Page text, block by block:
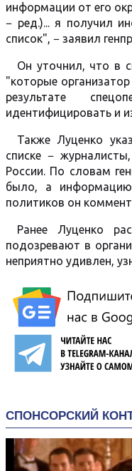
информации от его
− ред.)... я получил
список", − заявил
Он уточнил, что в
"которые
результате
идентифицировать и
Также Луценко
списке −
России. По словам
было, а
политиков он
Ранее Луценко
подозревают в
неприятно удивлен,